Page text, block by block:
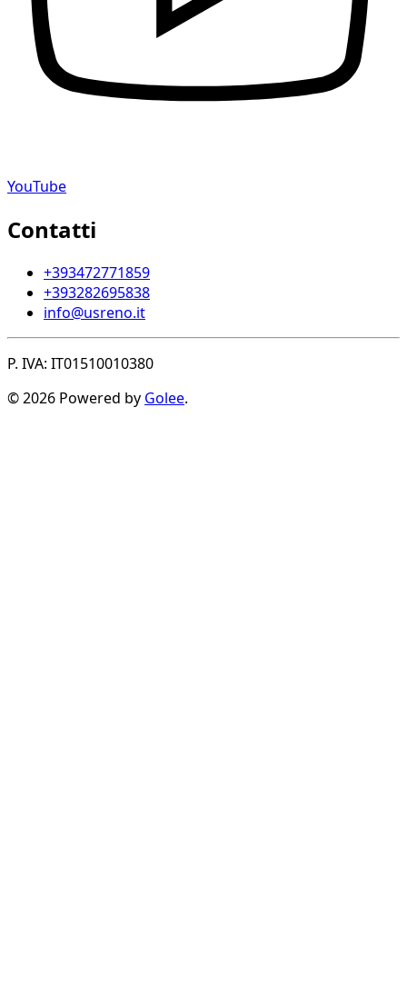
YouTube
Contatti
+393472771859
+393282695838
info@usreno.it
P. IVA: IT01510010380
© 2026 Powered by Golee.